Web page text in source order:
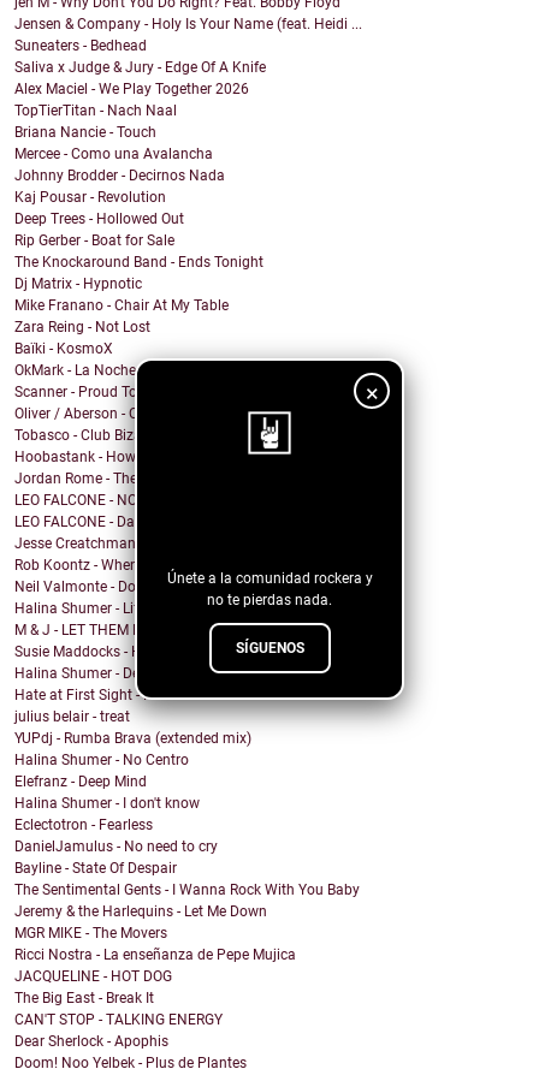
×
Únete a la comunidad rockera y
no te pierdas nada.
SÍGUENOS
Jensen & Company - Holy Is Your Name (feat. Heidi ...
Suneaters - Bedhead
Saliva x Judge & Jury - Edge Of A Knife
Alex Maciel - We Play Together 2026
TopTierTitan - Nach Naal
Briana Nancie - Touch
Mercee - Como una Avalancha
Johnny Brodder - Decirnos Nada
Kaj Pousar - Revolution
Deep Trees - Hollowed Out
Rip Gerber - Boat for Sale
The Knockaround Band - Ends Tonight
Dj Matrix - Hypnotic
Mike Franano - Chair At My Table
Zara Reing - Not Lost
Baïki - KosmoX
OkMark - La Noche de Mi Funeral
Scanner - Proud To Be A Nothin'
Oliver / Aberson - Oliver / Aberson: Let It Burn (...
Tobasco - Club Bizarre 26
Hoobastank - How Do You Sleep?
Jordan Rome - Them Dues
LEO FALCONE - NOCTURNO
LEO FALCONE - Dale !
Jesse Creatchman - fake it til u make it
Rob Koontz - When We Hear the Call
Neil Valmonte - Down on the River
Halina Shumer - Life is Passing
M & J - LET THEM EAT CAKE (Princess states, in a s...
Susie Maddocks - Horizon
Halina Shumer - Deceiver, You Are
Hate at First Sight - Familiar Mutations EP remast...
julius belair - treat
YUPdj - Rumba Brava (extended mix)
Halina Shumer - No Centro
Elefranz - Deep Mind
Halina Shumer - I don't know
Eclectotron - Fearless
DanielJamulus - No need to cry
Bayline - State Of Despair
The Sentimental Gents - I Wanna Rock With You Baby
Jeremy & the Harlequins - Let Me Down
MGR MIKE - The Movers
Ricci Nostra - La enseñanza de Pepe Mujica
JACQUELINE - HOT DOG
The Big East - Break It
CAN'T STOP - TALKING ENERGY
Dear Sherlock - Apophis
Doom! Noo Yelbek - Plus de Plantes